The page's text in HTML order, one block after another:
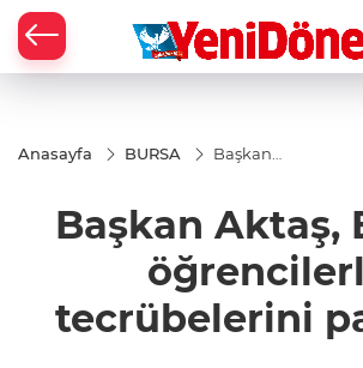
Anasayfa BURSA
Başkan
tecrübelerini
paylaştı
Başkan Aktaş,
tecrübelerini